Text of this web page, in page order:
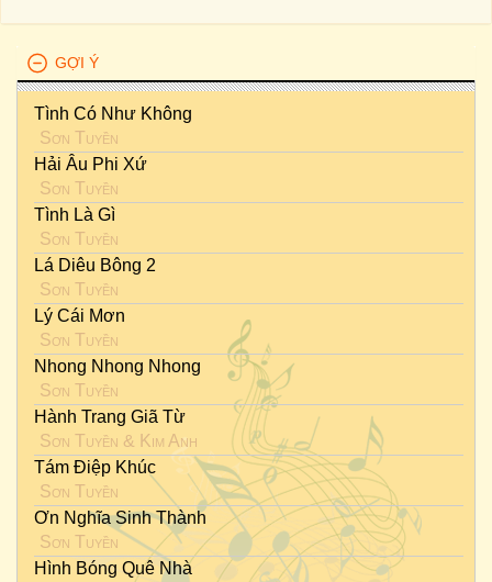
GỢI Ý
Tình Có Như Không
Sơn Tuyền
Hải Âu Phi Xứ
Sơn Tuyền
Tình Là Gì
Sơn Tuyền
Lá Diêu Bông 2
Sơn Tuyền
Lý Cái Mơn
Sơn Tuyền
Nhong Nhong Nhong
Sơn Tuyền
Hành Trang Giã Từ
Sơn Tuyền & Kim Anh
Tám Điệp Khúc
Sơn Tuyền
Ơn Nghĩa Sinh Thành
Sơn Tuyền
Hình Bóng Quê Nhà